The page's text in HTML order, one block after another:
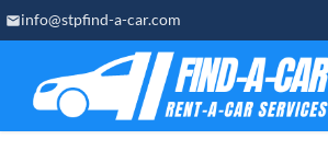
Skip
to
content
info@stpfind-a-car.com